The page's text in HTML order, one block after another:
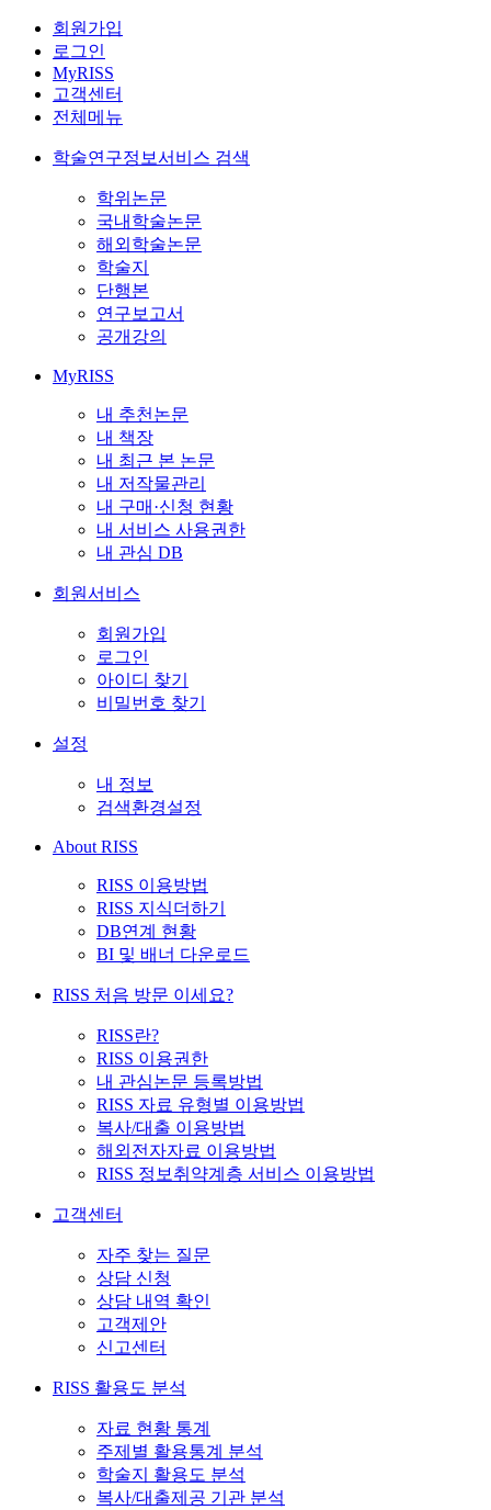
회원가입
로그인
MyRISS
고객센터
전체메뉴
학술연구정보서비스 검색
학위논문
국내학술논문
해외학술논문
학술지
단행본
연구보고서
공개강의
MyRISS
내 추천논문
내 책장
내 최근 본 논문
내 저작물관리
내 구매·신청 현황
내 서비스 사용권한
내 관심 DB
회원서비스
회원가입
로그인
아이디 찾기
비밀번호 찾기
설정
내 정보
검색환경설정
About RISS
RISS 이용방법
RISS 지식더하기
DB연계 현황
BI 및 배너 다운로드
RISS 처음 방문 이세요?
RISS란?
RISS 이용권한
내 관심논문 등록방법
RISS 자료 유형별 이용방법
복사/대출 이용방법
해외전자자료 이용방법
RISS 정보취약계층 서비스 이용방법
고객센터
자주 찾는 질문
상담 신청
상담 내역 확인
고객제안
신고센터
RISS 활용도 분석
자료 현황 통계
주제별 활용통계 분석
학술지 활용도 분석
복사/대출제공 기관 분석